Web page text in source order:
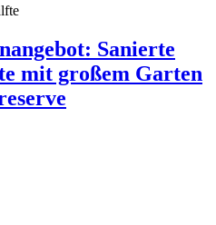
Sanierte
mit großem Garten